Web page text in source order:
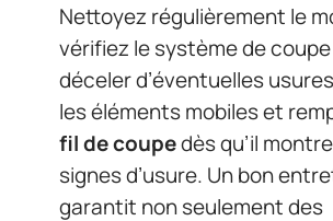
Nettoyez régulièrement le
vérifiez le système de
déceler d’éventuelles
les éléments mobiles et
fil de coupedès qu’il
signes d’usure. Un bon
garantit non seulement des